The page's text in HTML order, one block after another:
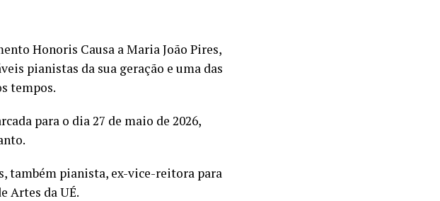
Honoris Causa a Maria João Pires,
pianistas da sua geração e uma das
tempos.
para o dia 27 de maio de 2026,
também pianista, ex-vice-reitora para
Artes da UÉ.